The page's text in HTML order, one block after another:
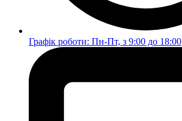
Графік роботи: Пн-Пт, з 9:00 до 18:00